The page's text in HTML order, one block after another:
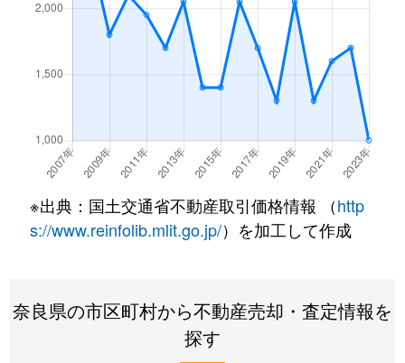
※出典：国土交通省不動産取引価格情報 （http
s://www.reinfolib.mlit.go.jp/）を加工して作成
奈良県の市区町村から不動産売却・査定情報を
探す